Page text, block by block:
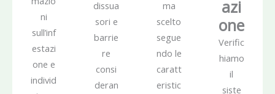
ni
sull’inf
estazi
one e
individ
dissua
sori e
barrie
re
consi
deran
ma
scelto
segue
ndo le
caratt
eristic
azi
one
Verific
hiamo
il
siste